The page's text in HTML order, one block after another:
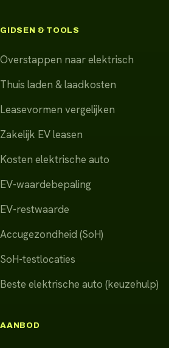
GIDSEN & TOOLS
Overstappen naar elektrisch
Thuis laden & laadkosten
Leasevormen vergelijken
Zakelijk EV leasen
Kosten elektrische auto
EV-waardebepaling
EV-restwaarde
Accugezondheid (SoH)
SoH-testlocaties
Beste elektrische auto (keuzehulp)
AANBOD